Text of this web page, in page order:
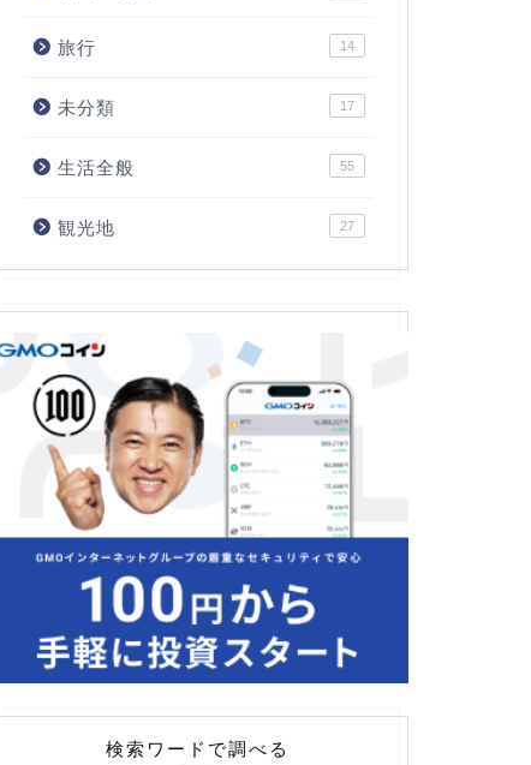
旅行 14
未分類 17
生活全般 55
観光地 27
検索ワードで調べる